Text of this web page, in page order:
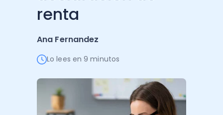
Administración Empresarial
Ver todo
Software Factura y Administración
Ver Todo
renta
Ana Fernandez
Lo lees en 9 minutos